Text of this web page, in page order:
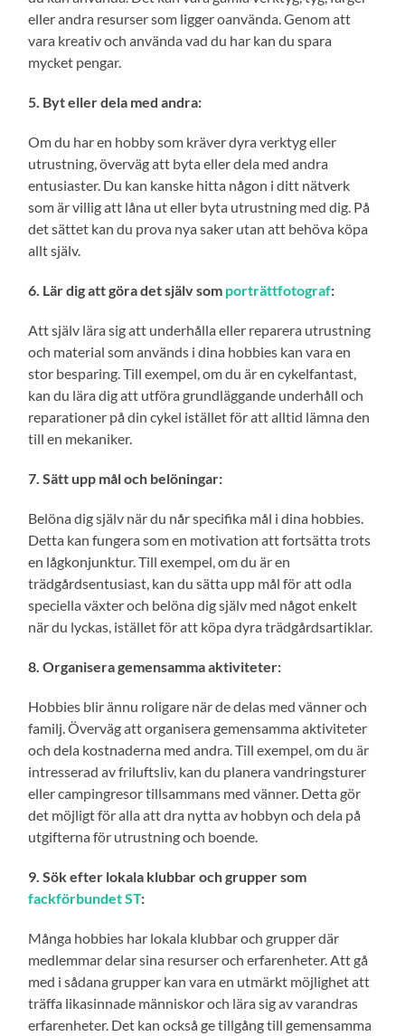
eller andra resurser som ligger oanvända. Genom att
vara kreativ och använda vad du har kan du spara
mycket pengar.
5. Byt eller dela med andra:
Om du har en hobby som kräver dyra verktyg eller
utrustning, överväg att byta eller dela med andra
entusiaster. Du kan kanske hitta någon i ditt nätverk
som är villig att låna ut eller byta utrustning med dig. På
det sättet kan du prova nya saker utan att behöva köpa
allt själv.
6. Lär dig att göra det själv som porträttfotograf:
Att själv lära sig att underhålla eller reparera utrustning
och material som används i dina hobbies kan vara en
stor besparing. Till exempel, om du är en cykelfantast,
kan du lära dig att utföra grundläggande underhåll och
reparationer på din cykel istället för att alltid lämna den
till en mekaniker.
7. Sätt upp mål och belöningar:
Belöna dig själv när du når specifika mål i dina hobbies.
Detta kan fungera som en motivation att fortsätta trots
en lågkonjunktur. Till exempel, om du är en
trädgårdsentusiast, kan du sätta upp mål för att odla
speciella växter och belöna dig själv med något enkelt
när du lyckas, istället för att köpa dyra trädgårdsartiklar.
8. Organisera gemensamma aktiviteter:
Hobbies blir ännu roligare när de delas med vänner och
familj. Överväg att organisera gemensamma aktiviteter
och dela kostnaderna med andra. Till exempel, om du är
intresserad av friluftsliv, kan du planera vandringsturer
eller campingresor tillsammans med vänner. Detta gör
det möjligt för alla att dra nytta av hobbyn och dela på
utgifterna för utrustning och boende.
9. Sök efter lokala klubbar och grupper som
fackförbundet ST:
Många hobbies har lokala klubbar och grupper där
medlemmar delar sina resurser och erfarenheter. Att gå
med i sådana grupper kan vara en utmärkt möjlighet att
träffa likasinnade människor och lära sig av varandras
erfarenheter. Det kan också ge tillgång till gemensamma